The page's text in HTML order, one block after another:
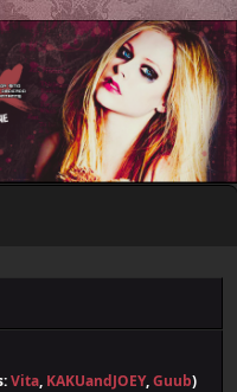
Vita, KAKUandJOEY,Guub)